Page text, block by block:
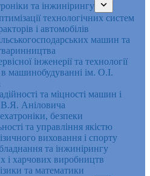
та інжинірингу
технологічних систем
і автомобілів
машин та
інженерії та технології
в машинобудуванні ім. О.І.
та міцності машин і
В.Я. Аніловича
безпеки
та управління якістю
виховання і спорту
та інжинірингу
і харчових виробництв
та математики